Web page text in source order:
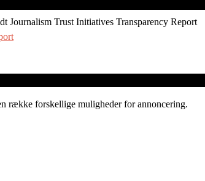
Journalism Trust Initiatives Transparency Report
række forskellige muligheder for annoncering.